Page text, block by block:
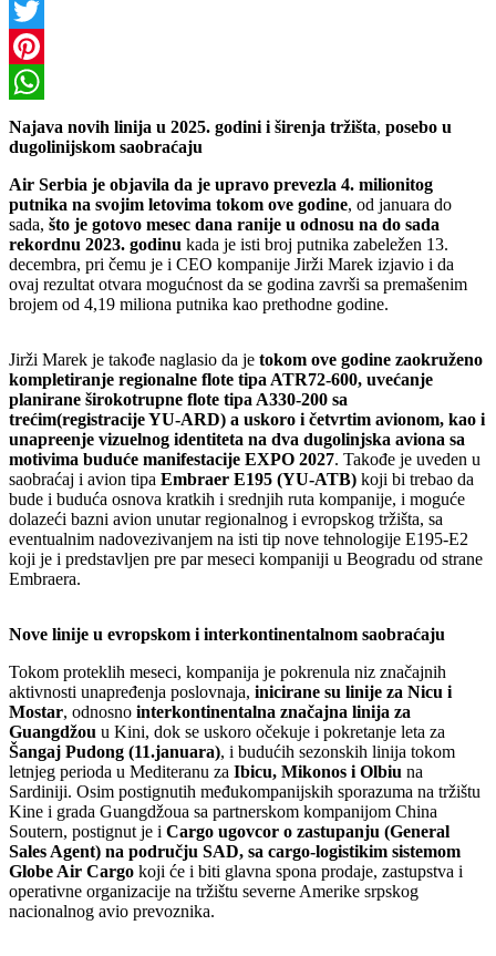
Link
Facebook
Twitter
Pinterest
WhatsApp
Najava novih linija u 2025. godini i širenja tržišta, posebo u
dugolinijskom saobraćaju
Air Serbia je objavila da je upravo prevezla 4. milionitog
putnika na svojim letovima tokom ove godine, od januara do
sada, što je gotovo mesec dana ranije u odnosu na do sada
rekordnu 2023. godinu kada je isti broj putnika zabeležen 13.
decembra, pri čemu je i CEO kompanije Jirži Marek izjavio i da
ovaj rezultat otvara mogućnost da se godina završi sa premašenim
brojem od 4,19 miliona putnika kao prethodne godine.
Jirži Marek je takođe naglasio da je tokom ove godine zaokruženo
kompletiranje regionalne flote tipa ATR72-600, uvećanje
planirane širokotrupne flote tipa A330-200 sa
trećim(registracije YU-ARD) a uskoro i četvrtim avionom, kao i
unapreenje vizuelnog identiteta na dva dugolinjska aviona sa
motivima buduće manifestacije EXPO 2027. Takođe je uveden u
saobraćaj i avion tipa Embraer E195 (YU-ATB) koji bi trebao da
bude i buduća osnova kratkih i srednjih ruta kompanije, i moguće
dolazeći bazni avion unutar regionalnog i evropskog tržišta, sa
eventualnim nadovezivanjem na isti tip nove tehnologije E195-E2
koji je i predstavljen pre par meseci kompaniji u Beogradu od strane
Embraera.
Nove linije u evropskom i interkontinentalnom saobraćaju
Tokom proteklih meseci, kompanija je pokrenula niz značajnih
aktivnosti unapređenja poslovnaja, inicirane su linije za Nicu i
Mostar, odnosno interkontinentalna značajna linija za
Guangdžou u Kini, dok se uskoro očekuje i pokretanje leta za
Šangaj Pudong (11.januara), i budućih sezonskih linija tokom
letnjeg perioda u Mediteranu za Ibicu, Mikonos i Olbiu na
Sardiniji. Osim postignutih međukompanijskih sporazuma na tržištu
Kine i grada Guangdžoua sa partnerskom kompanijom China
Soutern, postignut je i Cargo ugovcor o zastupanju (General
Sales Agent) na području SAD, sa cargo-logistikim sistemom
Globe Air Cargo koji će i biti glavna spona prodaje, zastupstva i
operativne organizacije na tržištu severne Amerike srpskog
nacionalnog avio prevoznika.